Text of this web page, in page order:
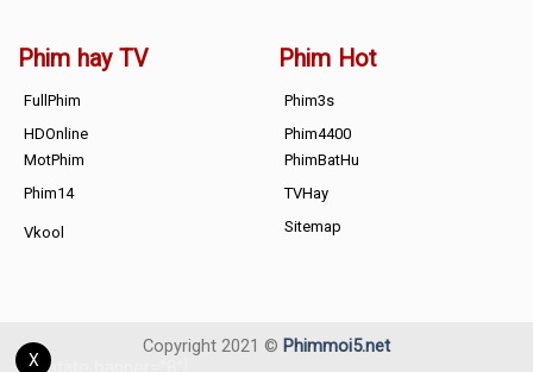
Phim hay TV
FullPhim
HDOnline
MotPhim
Phim14
Vkool
Phim Hot
Phim3s
Phim4400
PhimBatHu
TVHay
Sitemap
X
Copyright 2021 © Phimmoi5.net